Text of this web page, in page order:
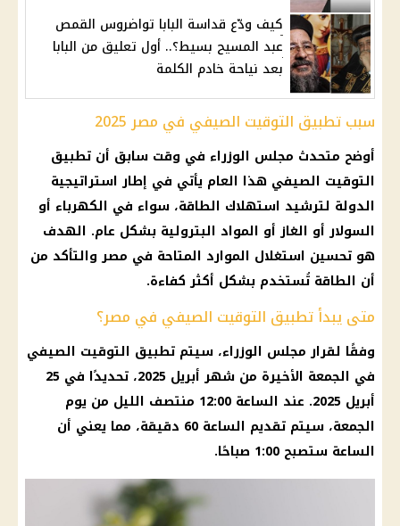
كيف ودّع قداسة البابا تواضروس القمص
عبد المسيح بسيط؟.. أول تعليق من البابا
بعد نياحة خادم الكلمة
سبب تطبيق التوقيت الصيفي في مصر 2025
أوضح متحدث مجلس الوزراء في وقت سابق أن تطبيق
التوقيت الصيفي هذا العام يأتي في إطار استراتيجية
الدولة لترشيد استهلاك الطاقة، سواء في الكهرباء أو
السولار أو الغاز أو المواد البترولية بشكل عام. الهدف
هو تحسين استغلال الموارد المتاحة في مصر والتأكد من
أن الطاقة تُستخدم بشكل أكثر كفاءة.
متى يبدأ تطبيق التوقيت الصيفي في مصر؟
وفقًا لقرار مجلس الوزراء، سيتم تطبيق التوقيت الصيفي
في الجمعة الأخيرة من شهر أبريل 2025، تحديدًا في 25
أبريل 2025. عند الساعة 12:00 منتصف الليل من يوم
الجمعة، سيتم تقديم الساعة 60 دقيقة، مما يعني أن
الساعة ستصبح 1:00 صباحًا.